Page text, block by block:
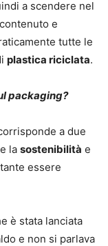
a scendere nel
e
tutte le
plastica riciclata.
packaging?
a due
la sostenibilità e
essere
è stata lanciata
e non si parlava